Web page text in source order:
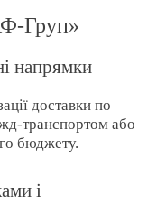
Груп»
напрямки
доставки по
транспортом або
бюджету.
і